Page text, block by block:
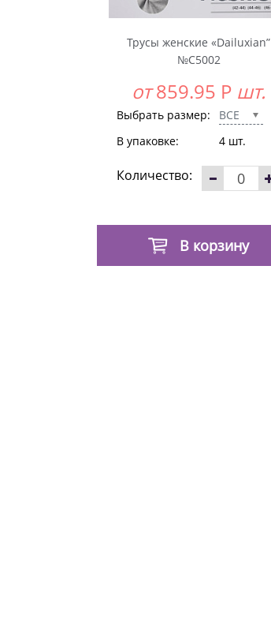
Трусы женские «Dailuxian”
№C5002
от 859.95 Р шт.
Выбрать размер:
ВСЕ
В упаковке:
4 шт.
Количество:
В корзину